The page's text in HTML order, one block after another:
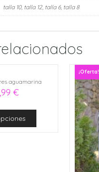
talla 10, talla 12, talla 6, talla 8
aguamarina
€
¡Oferta!